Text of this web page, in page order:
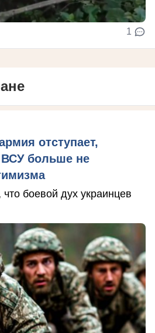
1
отступает,
ВСУ больше не
боевой дух украинцев